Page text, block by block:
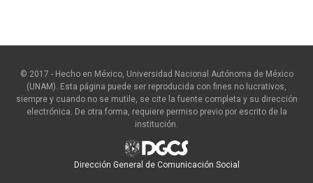
© 2017 - Hecho en México, Universidad Nacional Autónoma de México
(UNAM). Esta página puede ser reproducida con fines no lucrativos,
siempre y cuando no se mutile, se cite la fuente completa y su dirección
electrónica. De otra forma, requiere permiso previo por escrito de la
institución.
Dirección General de Comunicación Social